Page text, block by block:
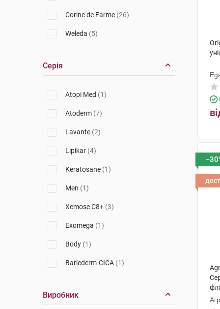
Corine de Farme (26)
Weleda (5)
Eucerin
Серія
Atopi Med (1)
Atoderm (7)
Lavante (2)
Lipikar (4)
Keratosane (1)
Men (1)
Xemose C8+ (3)
Exomega (1)
Body (1)
Bariederm-CICA (1)
DS(1)
Виробник